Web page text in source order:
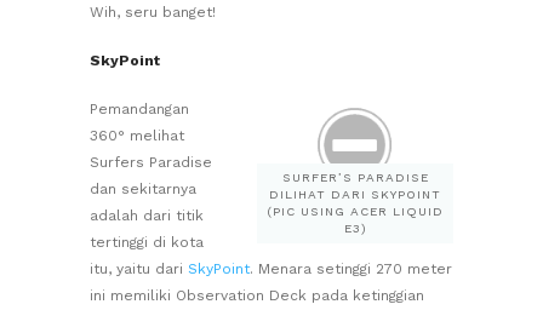
Wih, seru banget!
SURFER’S PARADISE
DILIHAT DARI SKYPOINT
(PIC USING ACER LIQUID
E3)
SkyPoint
Pemandangan
360° melihat
Surfers Paradise
dan sekitarnya
adalah dari titik
tertinggi di kota
itu, yaitu dari SkyPoint. Menara setinggi 270 meter
ini memiliki Observation Deck pada ketinggian